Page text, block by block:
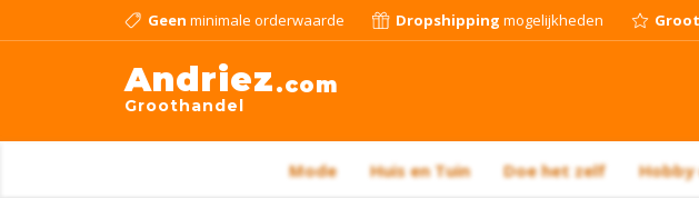
Geen minimale orderwaarde Dropshipping mogelijkheden Groot
Andriez.com
Groothandel
Mode Huis en Tuin Doe het zelf Hobby